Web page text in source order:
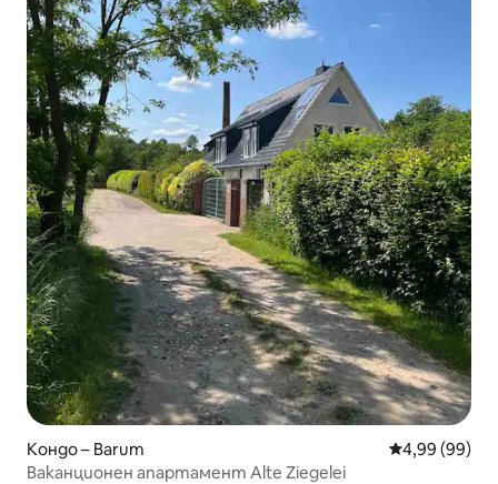
Кондо – Barum Средна
4,99 (99)
Ваканционен апартамент Alte Ziegelei